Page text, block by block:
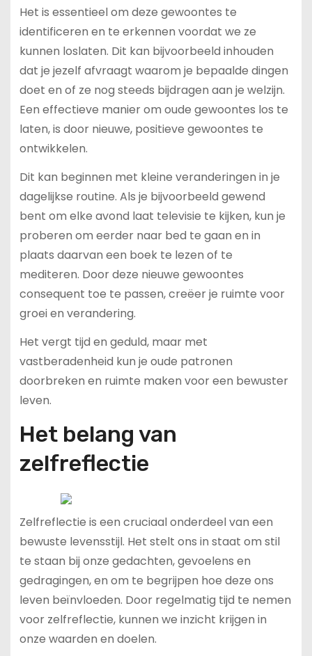
Het is essentieel om deze gewoontes te
identificeren en te erkennen voordat we ze
kunnen loslaten. Dit kan bijvoorbeeld inhouden
dat je jezelf afvraagt waarom je bepaalde dingen
doet en of ze nog steeds bijdragen aan je welzijn.
Een effectieve manier om oude gewoontes los te
laten, is door nieuwe, positieve gewoontes te
ontwikkelen.
Dit kan beginnen met kleine veranderingen in je
dagelijkse routine. Als je bijvoorbeeld gewend
bent om elke avond laat televisie te kijken, kun je
proberen om eerder naar bed te gaan en in
plaats daarvan een boek te lezen of te
mediteren. Door deze nieuwe gewoontes
consequent toe te passen, creëer je ruimte voor
groei en verandering.
Het vergt tijd en geduld, maar met
vastberadenheid kun je oude patronen
doorbreken en ruimte maken voor een bewuster
leven.
Het belang van
zelfreflectie
Zelfreflectie is een cruciaal onderdeel van een
bewuste levensstijl. Het stelt ons in staat om stil
te staan bij onze gedachten, gevoelens en
gedragingen, en om te begrijpen hoe deze ons
leven beïnvloeden. Door regelmatig tijd te nemen
voor zelfreflectie, kunnen we inzicht krijgen in
onze waarden en doelen.